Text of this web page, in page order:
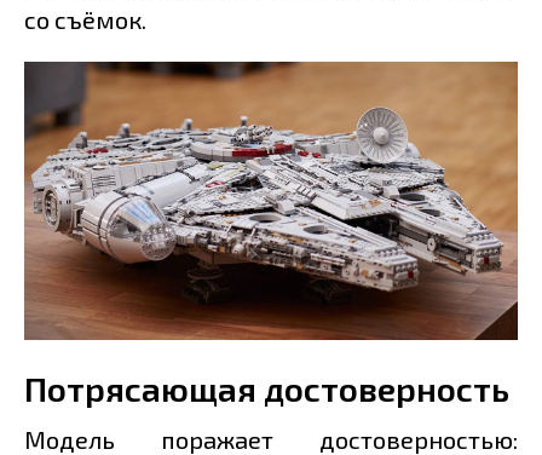
со съёмок.
Потрясающая достоверность
Модель поражает достоверностью: